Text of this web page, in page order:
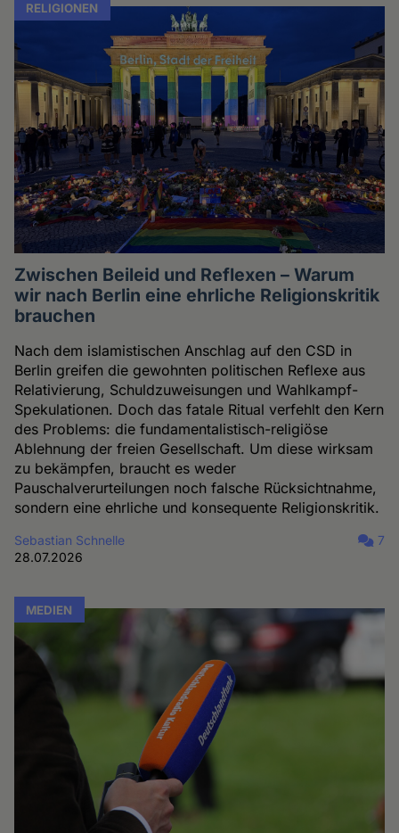
RELIGIONEN
Zwischen Beileid und Reflexen – Warum
wir nach Berlin eine ehrliche Religionskritik
brauchen
Nach dem islamistischen Anschlag auf den CSD in
Berlin greifen die gewohnten politischen Reflexe aus
Relativierung, Schuldzuweisungen und Wahlkampf-
Spekulationen. Doch das fatale Ritual verfehlt den Kern
des Problems: die fundamentalistisch-religiöse
Ablehnung der freien Gesellschaft. Um diese wirksam
zu bekämpfen, braucht es weder
Pauschalverurteilungen noch falsche Rücksichtnahme,
sondern eine ehrliche und konsequente Religionskritik.
Sebastian Schnelle
28.07.2026
7
MEDIEN